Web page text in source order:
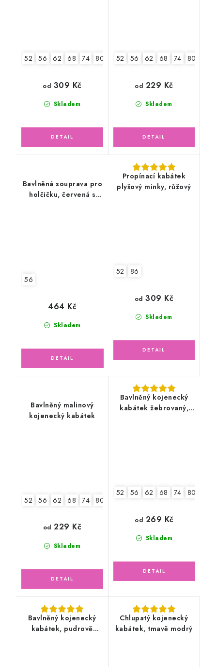
52 56 62 68 74 80 86
Skladem
od 309 Kč
52 56 62 68 74 80
Skladem
od 229 Kč
Bavlněná souprava pro
holčičku, červená s
56
Skladem
464 Kč
Propínací kabátek
plyšový minky, růžový
52 86
Skladem
od 309 Kč
Bavlněný malinový
kojenecký kabátek
52 56 62 68 74 80
Skladem
od 229 Kč
Bavlněný kojenecký
kabátek žebrovaný,
52 56 62 68 74 80
Skladem
od 269 Kč
Bavlněný kojenecký
kabátek, pudrově
Chlupatý kojenecký
kabátek, tmavě modrý